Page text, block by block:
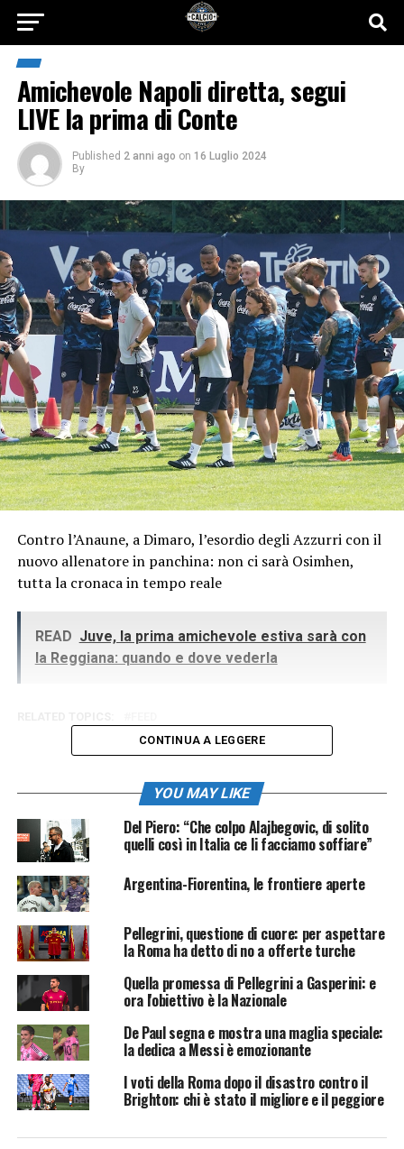
Amichevole Napoli diretta, segui
LIVE la prima di Conte
Published 2 anni ago on 16 Luglio 2024
By
Contro l’Anaune, a Dimaro, l’esordio degli Azzurri con il
nuovo allenatore in panchina: non ci sarà Osimhen,
tutta la cronaca in tempo reale
READ Juve, la prima amichevole estiva sarà con
la Reggiana: quando e dove vederla
CONTINUA A LEGGERE
YOU MAY LIKE
Del Piero: “Che colpo Alajbegovic, di solito
quelli così in Italia ce li facciamo soffiare”
Argentina-Fiorentina, le frontiere aperte
Pellegrini, questione di cuore: per aspettare
la Roma ha detto di no a offerte turche
Quella promessa di Pellegrini a Gasperini: e
ora l'obiettivo è la Nazionale
De Paul segna e mostra una maglia speciale:
la dedica a Messi è emozionante
I voti della Roma dopo il disastro contro il
Brighton: chi è stato il migliore e il peggiore